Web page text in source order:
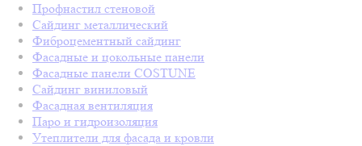
Профнастил стеновой
Сайдинг металлический
Фиброцементный сайдинг
Фасадные и цокольные панели
Фасадные панели COSTUNE
Сайдинг виниловый
Фасадная вентиляция
Паро и гидроизоляция
Утеплители для фасада и кровли